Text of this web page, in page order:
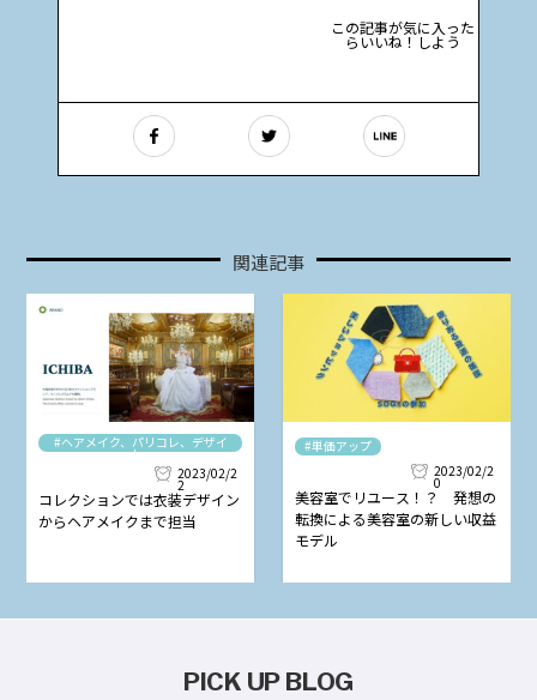
この記事が気に入った
らいいね！しよう
関連記事
#ヘアメイク、パリコレ、デザイ
ナー
2023/02/2
2
コレクションでは衣装デザイン
からヘアメイクまで担当
#単価アップ
2023/02/2
0
美容室でリユース！？ 発想の
転換による美容室の新しい収益
モデル
PICK UP BLOG